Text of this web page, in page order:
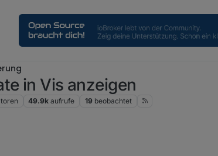
in Vis anzeigen
49.9k aufrufe 19 beobachtet